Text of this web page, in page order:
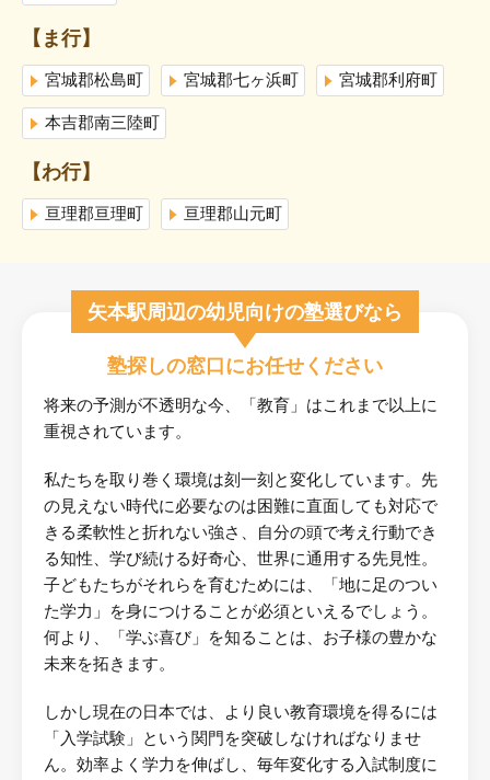
【ま行】
宮城郡松島町 宮城郡七ヶ浜町 宮城郡利府町
本吉郡南三陸町
【わ行】
亘理郡亘理町 亘理郡山元町
矢本駅周辺の幼児向けの塾選びなら
塾探しの窓口にお任せください
将来の予測が不透明な今、「教育」はこれまで以上に
重視されています。
私たちを取り巻く環境は刻一刻と変化しています。先
の見えない時代に必要なのは困難に直面しても対応で
きる柔軟性と折れない強さ、自分の頭で考え行動でき
る知性、学び続ける好奇心、世界に通用する先見性。
子どもたちがそれらを育むためには、「地に足のつい
た学力」を身につけることが必須といえるでしょう。
何より、「学ぶ喜び」を知ることは、お子様の豊かな
未来を拓きます。
しかし現在の日本では、より良い教育環境を得るには
「入学試験」という関門を突破しなければなりませ
ん。効率よく学力を伸ばし、毎年変化する入試制度に